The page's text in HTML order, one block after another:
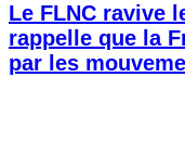
Le FLNC ravive
rappelle que la
par les